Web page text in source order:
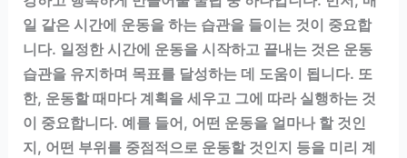
일 같은 시간에 운동을 하는 습관을 들이는 것이 중요합
니다. 일정한 시간에 운동을 시작하고 끝내는 것은 운동
습관을 유지하며 목표를 달성하는 데 도움이 됩니다. 또
한, 운동할 때마다 계획을 세우고 그에 따라 실행하는 것
이 중요합니다. 예를 들어, 어떤 운동을 얼마나 할 것인
지, 어떤 부위를 중점적으로 운동할 것인지 등을 미리 계